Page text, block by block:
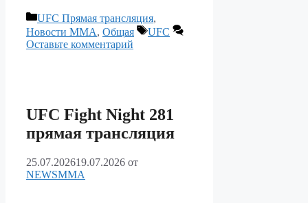
Рубрики
UFC Прямая трансляция,
Новости ММА, Общая Метки
UFC
Оставьте комментарий
UFC Fight Night 281
прямая трансляция
25.07.202619.07.2026 от
NEWSMMA